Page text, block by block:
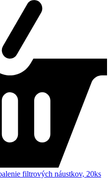
filtrových náustkov, 20ks